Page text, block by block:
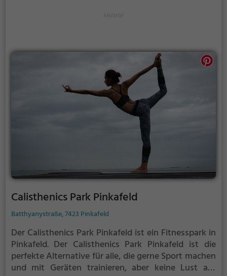
Calisthenics Park Pinkafeld
Batthyanystraße, 7423 Pinkafeld
Der Calisthenics Park Pinkafeld ist ein Fitnesspark in
Pinkafeld. Der Calisthenics Park Pinkafeld ist die
perfekte Alternative für alle, die gerne Sport machen
und mit Geräten trainieren, aber keine Lust auf